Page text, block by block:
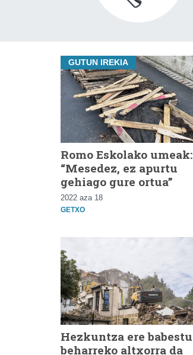
GUTUN IREKIA
Romo Eskolako umeak:
“Mesedez, ez apurtu
gehiago gure ortua”
2022 aza 18
GETXO
Hezkuntza ere babestu
beharreko altxorra da